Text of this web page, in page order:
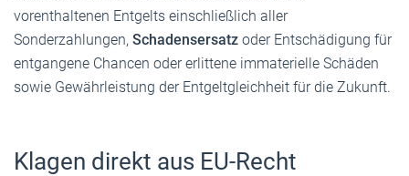
vorenthaltenen Entgelts einschließlich aller
Sonderzahlungen, Schadensersatz oder Entschädigung für
entgangene Chancen oder erlittene immaterielle Schäden
sowie Gewährleistung der Entgeltgleichheit für die Zukunft.
Klagen direkt aus EU-Recht